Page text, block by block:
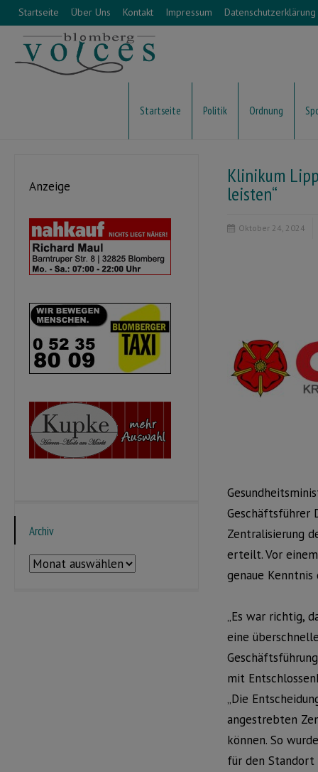
Startseite Über Uns Kontakt Impressum Datenschutzerklärung
Startseite Politik Ordnung
Klinikum
leisten“
Oktober 24, 2024
Geschäftsführer
Zentralisierung
erteilt. Vor
genaue
„Es war richtig,
eine
mit
„Die
angestrebten
können. So
für den Standort
Anzeige
Archiv
Archiv